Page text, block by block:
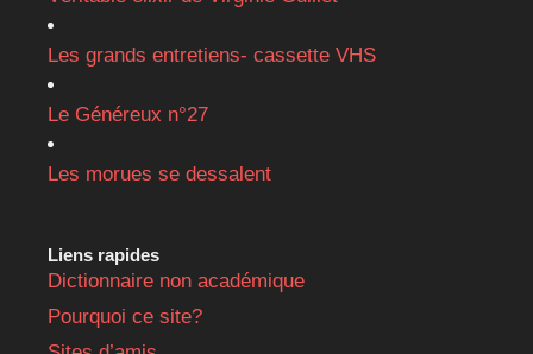
Les grands entretiens- cassette VHS
Le Généreux n°27
Les morues se dessalent
Liens rapides
Dictionnaire non académique
Pourquoi ce site?